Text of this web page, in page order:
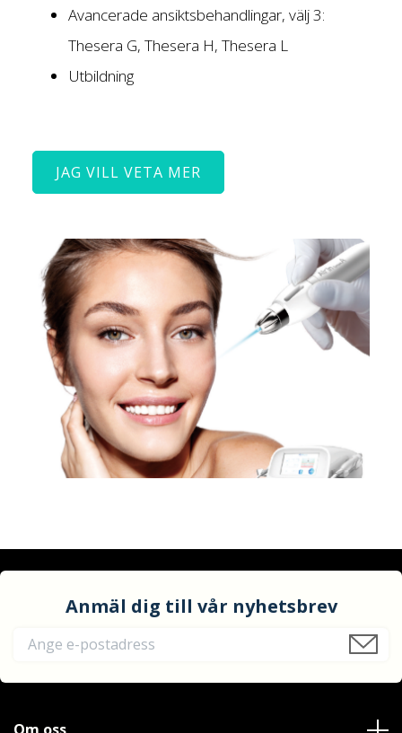
Avancerade ansiktsbehandlingar, välj 3:
Thesera G, Thesera H, Thesera L
Utbildning
JAG VILL VETA MER
Anmäl dig till vår nyhetsbrev